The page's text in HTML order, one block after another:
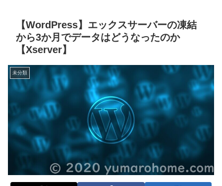
【WordPress】エックスサーバーの凍結
から3か月でデータはどうなったのか
【Xserver】
未分類